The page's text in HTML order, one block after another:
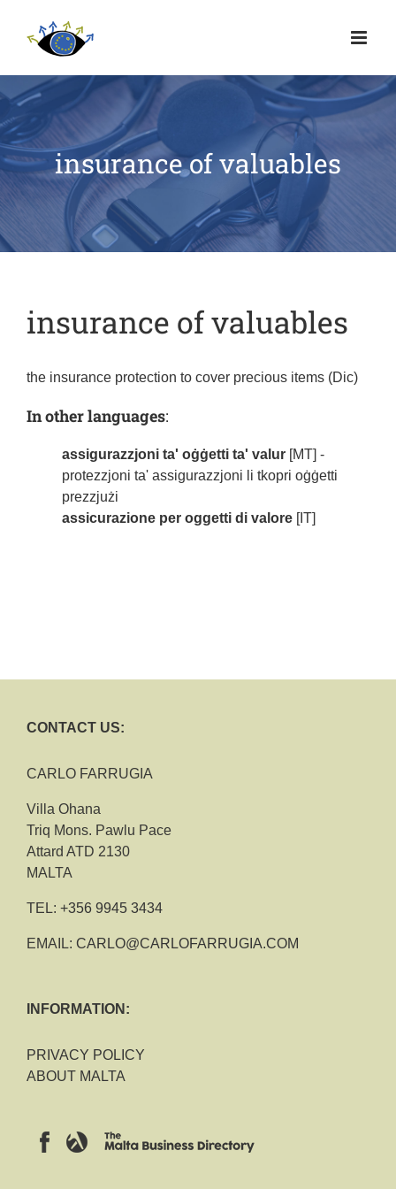
insurance of valuables
insurance of valuables
the insurance protection to cover precious items (Dic)
In other languages:
assigurazzjoni ta' oġġetti ta' valur [MT] -
protezzjoni ta' assigurazzjoni li tkopri oġġetti
prezzjużi
assicurazione per oggetti di valore [IT]
CONTACT US:
CARLO FARRUGIA
Villa Ohana
Triq Mons. Pawlu Pace
Attard ATD 2130
MALTA
TEL: +356 9945 3434
EMAIL: CARLO@CARLOFARRUGIA.COM
INFORMATION:
PRIVACY POLICY
ABOUT MALTA